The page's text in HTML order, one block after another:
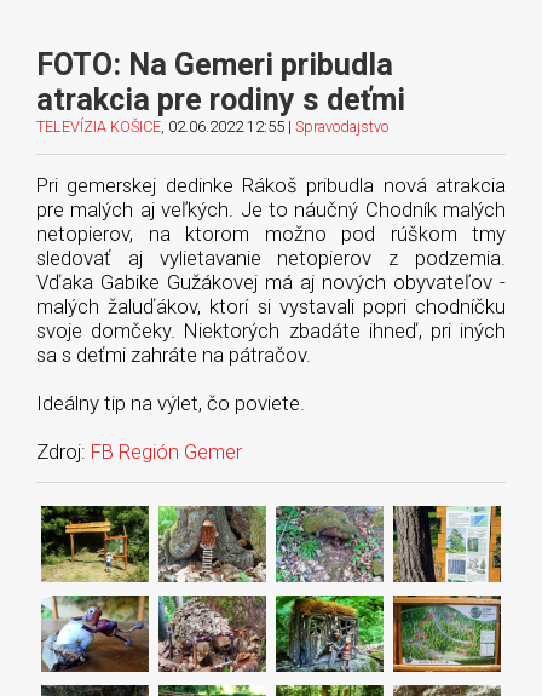
FOTO: Na Gemeri pribudla
atrakcia pre rodiny s deťmi
TELEVÍZIA KOŠICE , 02.06.2022 12:55 | Spravodajstvo
Pri gemerskej dedinke Rákoš pribudla nová atrakcia
pre malých aj veľkých. Je to náučný Chodník malých
netopierov, na ktorom možno pod rúškom tmy
sledovať aj vylietavanie netopierov z podzemia.
Vďaka Gabike Gužákovej má aj nových obyvateľov -
malých žaluďákov, ktorí si vystavali popri chodníčku
svoje domčeky. Niektorých zbadáte ihneď, pri iných
sa s deťmi zahráte na pátračov.
Ideálny tip na výlet, čo poviete.
Zdroj: FB Región Gemer